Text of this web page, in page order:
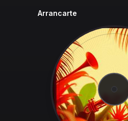
Arrancarte